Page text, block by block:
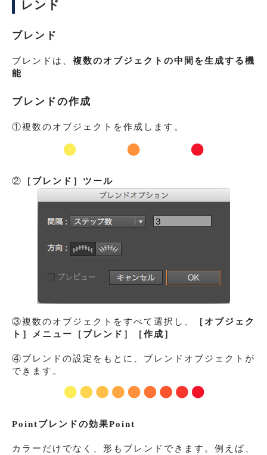
レンド
ブレンド
ブレンドは、 複数のオブジェクトの中間を生成する機
能
ブレンドの作成
①複数のオブジェクトを作成します。
② ［ブレンド］ツール
③複数のオブジェクトをすべて選択し、
［オブジェク
ト］メニュー
［ブレンド］ ［作成］
④ブレンドの設定をもとに、ブレンドオブジェクトが
できます。
Pointブレンドの効果Point
カラーだけでなく、形もブレンドできます。例えば、